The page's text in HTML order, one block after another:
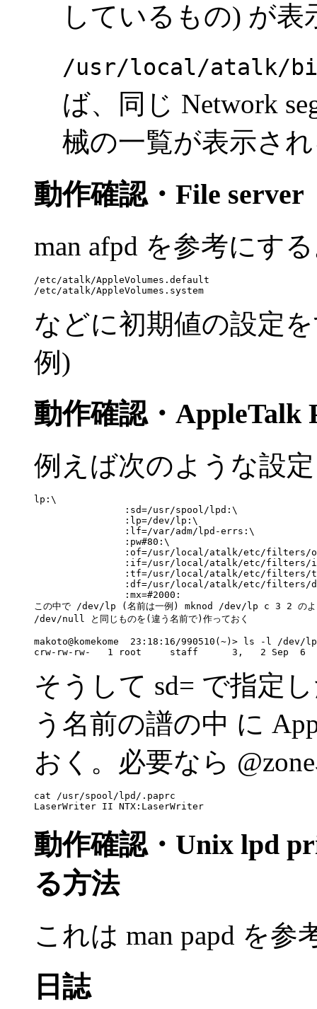
しているもの) が表
/usr/local/atalk/
ば、同じ Network
械の一覧が表示さ
動作確認・File server
man afpd を参考にす
/etc/atalk/AppleVolumes.default
などに初期値の設定
例)
動作確認・AppleTalk
例えば次のような設
lp:\
                :sd=/usr/spool/lpd:\
                :lp=/dev/lp:\
                :lf=/var/adm/lpd-errs:\
                :pw#80:\
:of=/usr/local/atalk/etc/filters/
:if=/usr/local/atalk/etc/filters/
:tf=/usr/local/atalk/etc/filters/
:df=/usr/local/atalk/etc/filters/
                :mx=#2000:
この中で /dev/lp (名前は一例) mknod /dev/lp c 3 2 のよ
/dev/null と同じものを(違う名前で)作っておく
makoto@komekome  23:18:16/990510(~)> ls -l /dev/lp
そうして sd= で指定
う名前の譜の中 に
おく。必要なら
cat /usr/spool/lpd/.paprc
動作確認・Unix lpd
る方法
これは man papd を参
日誌